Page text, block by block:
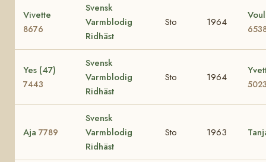
Vivette
8676
Svensk
Varmblodig
Ridhäst
Sto 1964
Yes (47)
7443
Svensk
Varmblodig
Ridhäst
Sto 1964
Aja 7789
Svensk
Varmblodig
Ridhäst
Sto 1963